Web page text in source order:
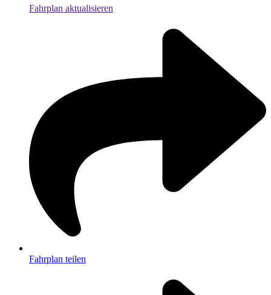
Fahrplan aktualisieren
Fahrplan teilen